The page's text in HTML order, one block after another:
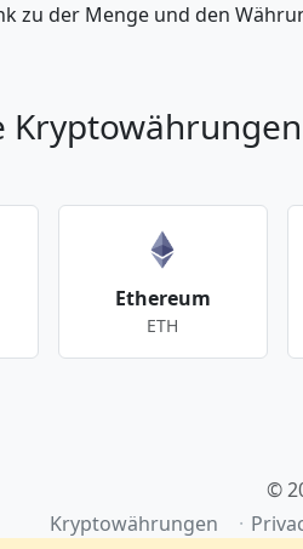
zu der Menge und den
Kryptowährungen
Ethereum
ETH
©
Kryptowährungen